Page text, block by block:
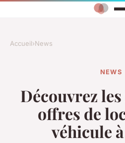
Accueil›News
NEWS
Découvrez
offres de
véhicule